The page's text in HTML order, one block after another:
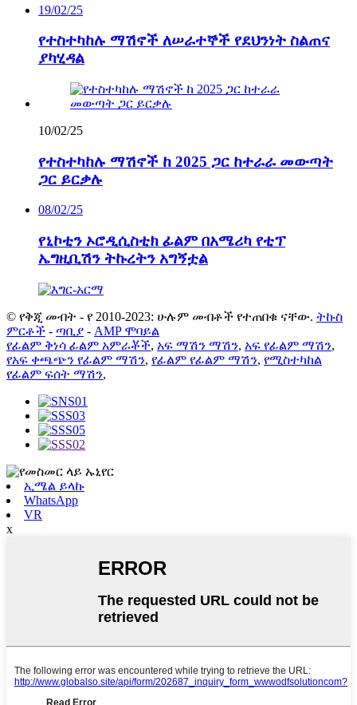
19/02/25
የተስተካከሉ ማሽኖች ለሠራተኞች የደህንነት ስልጠና
ያካሂዳል
10/02/25
የተስተካከሉ ማሽኖች ከ 2025 ጋር ከተራራ መውጣት
ጋር ይርቃሉ
08/02/25
የኒኮቲን ኦሮዲሲስቲክ ፊልም በአሜሪካ የቲፕ
ኤግዚቢሽን ትኩረትን አግኝቷል
© የቅጂ መብት - የ 2010-2023: ሁሉም መብቶች የተጠበቁ ናቸው. ትኩስ
ምርቶች - ጣቢያ - AMP ሞባይል
የፊልም ቅነሳ ፊልም አምራቾች, አፍ ማሽን ማሽን, አፍ የፊልም ማሽን,
የአፍ ቀጫጭን የፊልም ማሽን, የፊልም የፊልም ማሽን, የሚስተካከል
የፊልም ፍሰት ማሽን,
ኢሜል ይላኩ
WhatsApp
VR
x